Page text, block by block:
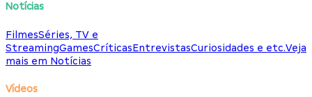
Notícias
FilmesSéries, TV e
StreamingGamesCríticasEntrevistasCuriosidades e etc.Veja
mais em Notícias
Vídeos